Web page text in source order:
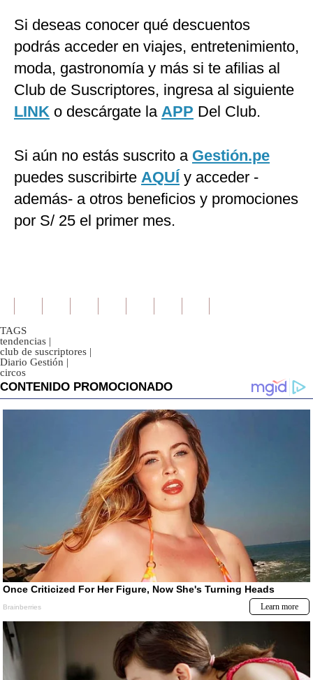
Si deseas conocer qué descuentos
podrás acceder en viajes, entretenimiento,
moda, gastronomía y más si te afilias al
Club de Suscriptores, ingresa al siguiente
LINK o descárgate la APP Del Club.
Si aún no estás suscrito a Gestión.pe
puedes suscribirte AQUÍ y acceder -
además- a otros beneficios y promociones
por S/ 25 el primer mes.
TAGS
tendencias |
club de suscriptores |
Diario Gestión |
circos